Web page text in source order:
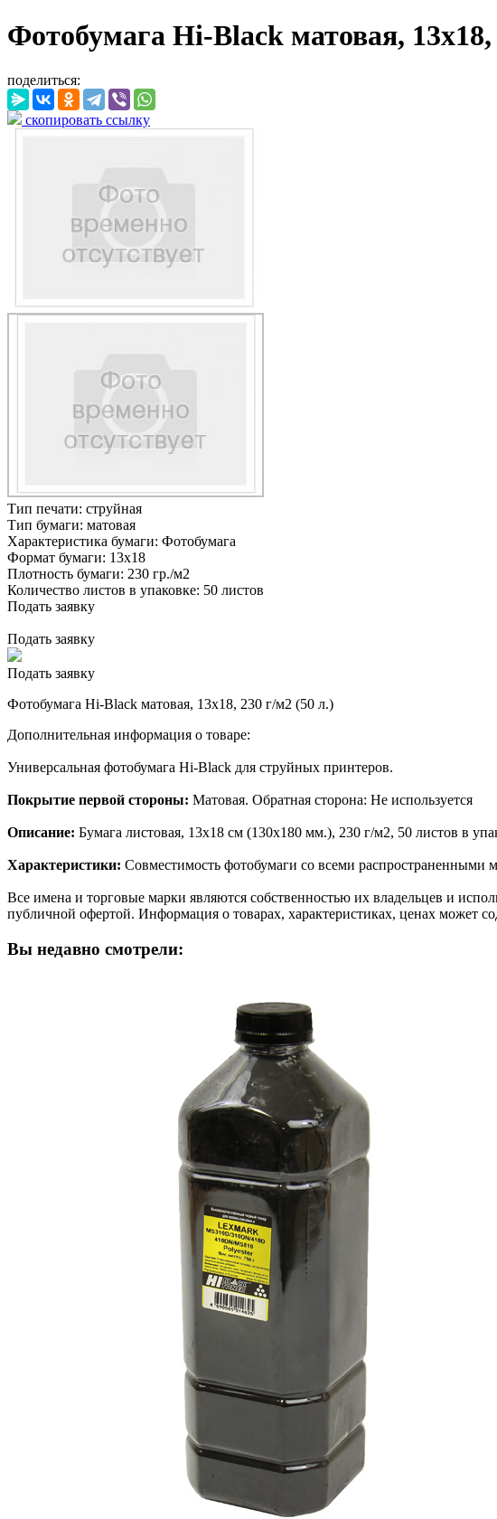
Фотобумага Hi-Black матовая,
поделиться:
скопировать ссылку
Тип печати: струйная
Тип бумаги: матовая
Характеристика бумаги: Фотобумага
Формат бумаги: 13х18
Плотность бумаги: 230 гр./м2
Количество листов в упаковке: 50 листов
Подать заявку
Подать заявку
Подать заявку
Фотобумага Hi-Black матовая, 13х18, 230 г/м2 (50 л.)
Дополнительная информация о товаре:
Универсальная фотобумага Hi-Black для струйныx принтеров.
Покрытие первой стороны: Матовая. Обратная сторона: Не используется
Описание: Бумага листовая, 13х18 см (130x180 мм.), 230 г/м2, 50 листов в
Характеристики: Совместимость фотобумаги со всеми распространенными
Все имена и торговые марки являются собственностью их владельцев и
публичной офертой. Информация о товарах, характеристиках, ценах может
Вы недавно смотрели: